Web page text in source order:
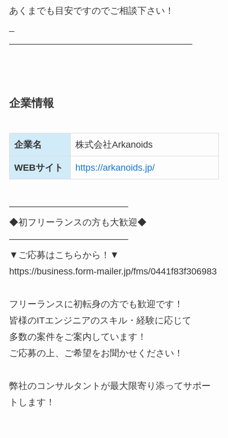
あくまでも目安ですのでご相談下さい！
――――――――――――――――――――
企業情報
企業名 株式会社Arkanoids
WEBサイト https://arkanoids.jp/
―――――――――――――
◆初フリーランスの方も大歓迎◆
―――――――――――――
▼ご応募はこちらから！▼
https://business.form-mailer.jp/fms/0441f83f306983
フリーランスに初転身の方でも歓迎です！
皆様のITエンジニアのスキル・経験に応じて
多数の案件をご案内しています！
ご応募の上、ご希望をお聞かせください！
弊社のコンサルタントが最大限寄り添ってサポー
トします！